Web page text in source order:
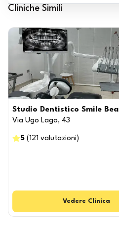
Cliniche Simili
Studio Dentistico Smile
Via Ugo Lago, 43
5 (121 valutazioni )
Vedere Clinica